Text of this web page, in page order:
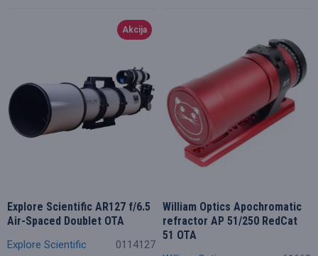
Akcija
Explore Scientific 0114127
Explore Scientific AR127 f/6.5
Air-Spaced Doublet OTA
William Optics Apochromatic
refractor AP 51/250 RedCat
51 OTA